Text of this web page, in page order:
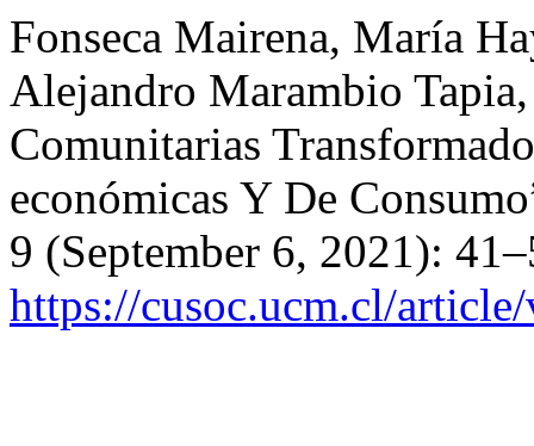
Fonseca Mairena, María
Alejandro Marambio
Comunitarias
económicas Y De
9 (September 6, 2021):
https://cusoc.ucm.cl/